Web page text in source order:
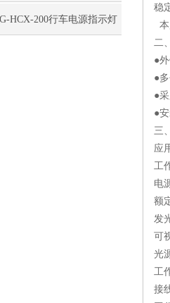
HCX-200行车电源指示灯
稳
二
●
●
●
●
三
应
工
电
额
发
可
光
工
接